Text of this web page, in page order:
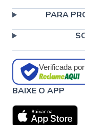
PARA
Verificada por
BAIXE O APP